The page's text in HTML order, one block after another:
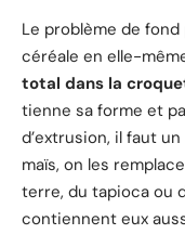
Le problème de fond
céréale en elle-
total dans la
tienne sa forme et
d’extrusion, il faut
maïs, on les
terre, du tapioca ou
contiennent eux